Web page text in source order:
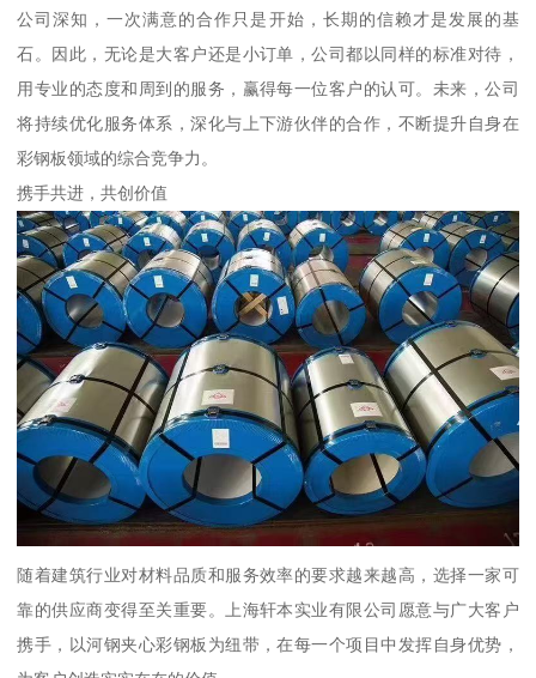
公司深知，一次满意的合作只是开始，长期的信赖才是发展的基
石。因此，无论是大客户还是小订单，公司都以同样的标准对待，
用专业的态度和周到的服务，赢得每一位客户的认可。未来，公司
将持续优化服务体系，深化与上下游伙伴的合作，不断提升自身在
彩钢板领域的综合竞争力。
携手共进，共创价值
随着建筑行业对材料品质和服务效率的要求越来越高，选择一家可
靠的供应商变得至关重要。上海轩本实业有限公司愿意与广大客户
携手，以河钢夹心彩钢板为纽带，在每一个项目中发挥自身优势，